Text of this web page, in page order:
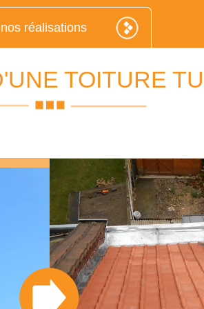
réalisations
TOITURE